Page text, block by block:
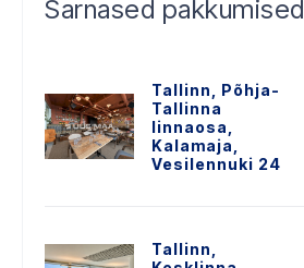
Sarnased pakkumised
Tallinn, Põhja-
Tallinna
linnaosa,
Kalamaja,
Vesilennuki 24
Tallinn,